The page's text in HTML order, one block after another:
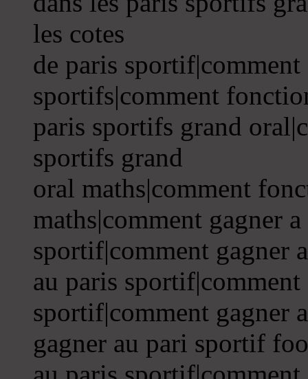
les cotes
de paris
sportifs|comment
paris sportifs grand
sportifs grand
oral maths|comment
maths|comment gagner
sportif|comment gagner
au paris
sportif|comment gagner
gagner au pari sportif